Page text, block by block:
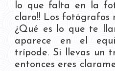
lo que falta en la
claro!! Los fotógrafos
¿Qué es lo que te
aparece en el
trípode. Si llevas un
entonces eres